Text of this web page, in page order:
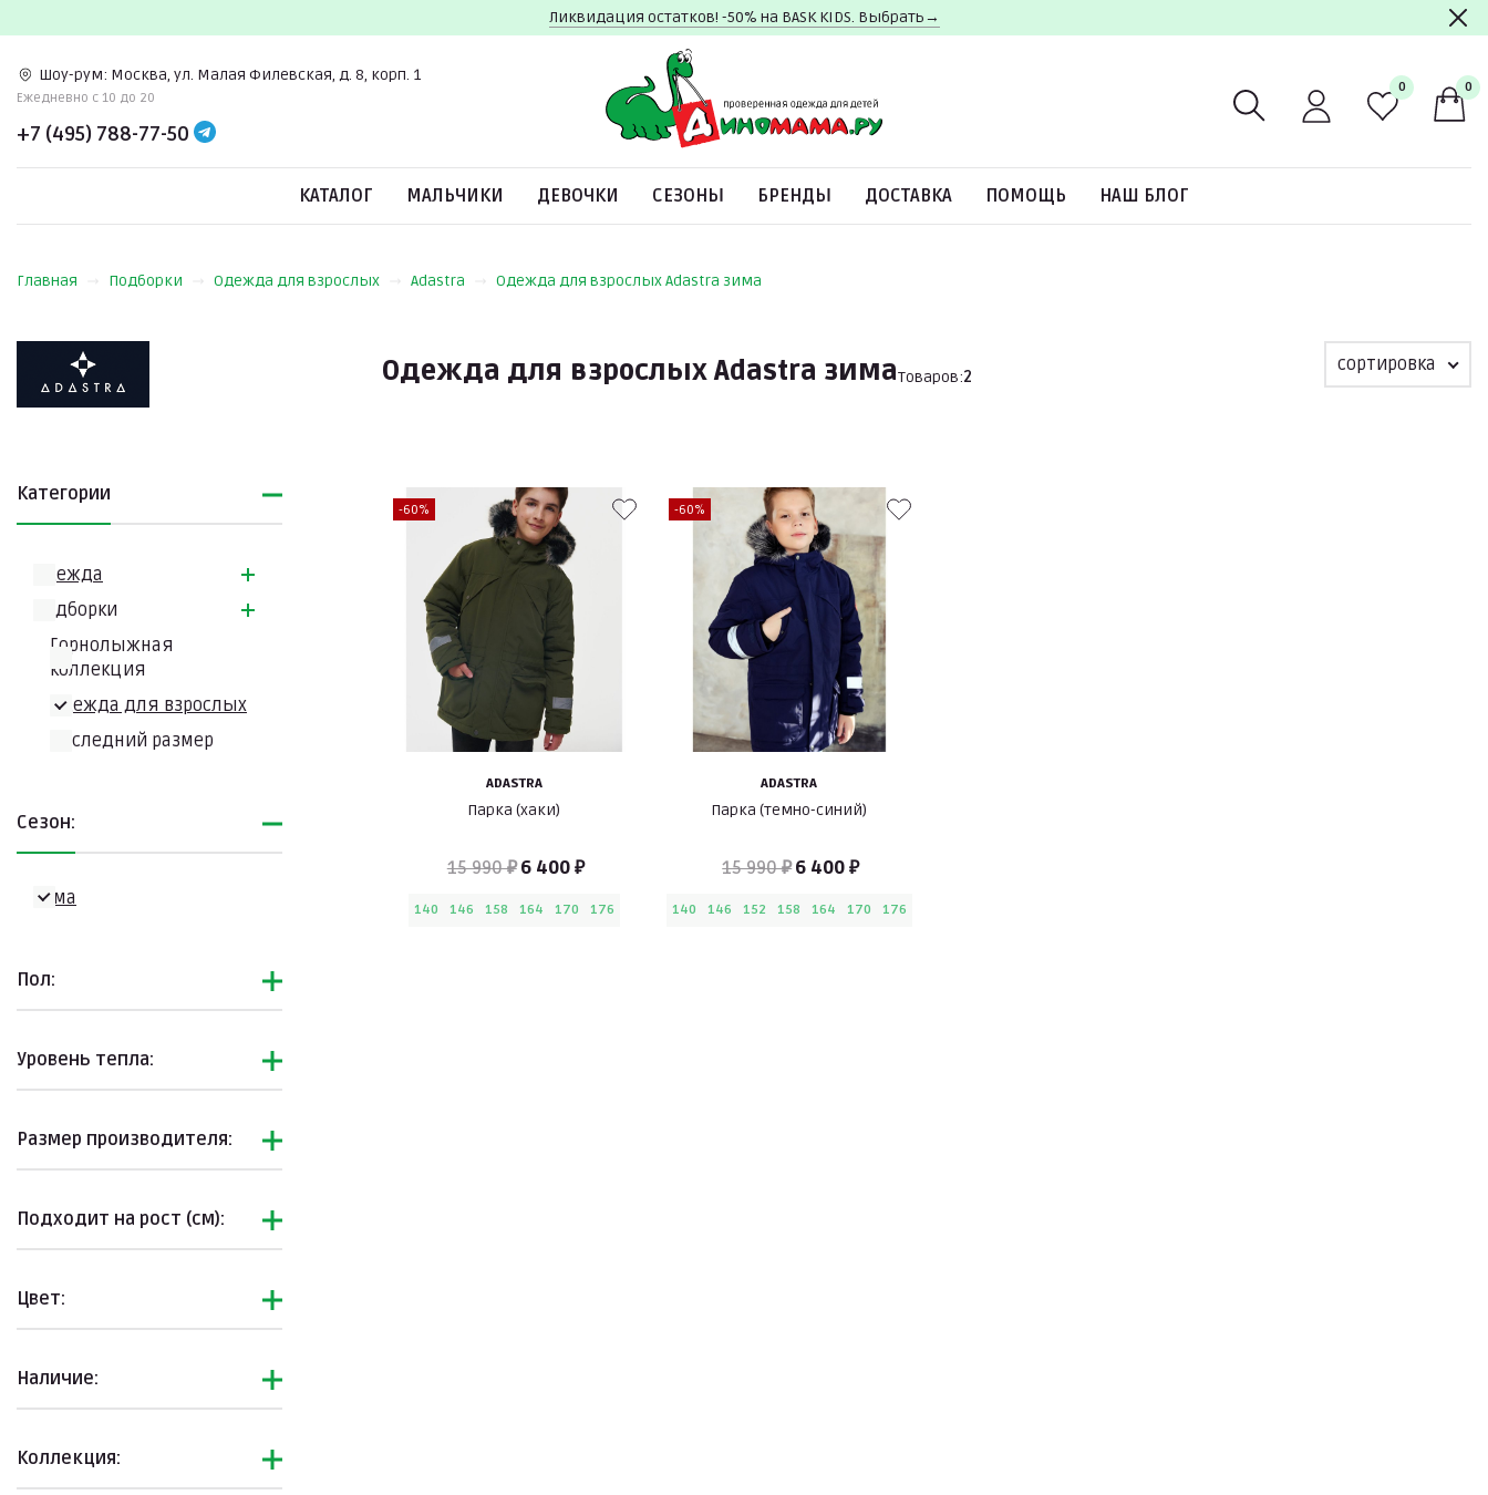
Ликвидация остатков! -50% на BASK KIDS. Выбрать→
Шоу-рум: Москва, ул. Малая Филевская, д. 8, корп. 1
Ежедневно c 10 до 20
+7 (495) 788-77-50
0 0
КАТАЛОГ МАЛЬЧИКИ ДЕВОЧКИ СЕЗОНЫ БРЕНДЫ ДОСТАВКА ПОМОЩЬ НАШ БЛОГ
Главная Подборки Одежда для взрослых Adastra Одежда для взрослых Adastra зима
Категории
Одежда
Подборки
Горнолыжная
коллекция
Одежда для взрослых
Последний размер
Сезон:
Зима
Пол:
Уровень тепла:
Размер производителя:
Подходит на рост (см):
Цвет:
Наличие:
Коллекция:
Одежда для взрослых Adastra зимаТоваров:2
сортировка
-60%
ADASTRA
Парка (хаки)
15 990 ₽ 6 400 ₽
140 146 158 164 170 176
-60%
ADASTRA
Парка (темно-синий)
15 990 ₽6 400 ₽
140 146 152 158 164 170 176